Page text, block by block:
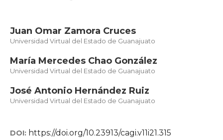
Juan Omar Zamora Cruces
Universidad Virtual del Estado de Guanajuato
María Mercedes Chao González
Universidad Virtual del Estado de Guanajuato
José Antonio Hernández Ruiz
Universidad Virtual del Estado de Guanajuato
DOI: https://doi.org/10.23913/cagi.v11i21.315